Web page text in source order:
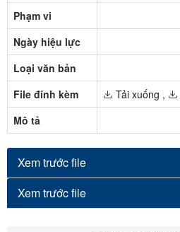
Phạm vi
Ngày hiệu lực
Loại văn bản
File đính kèm
Tải xuống ,
Mô tả
Xem trước file
Xem trước file